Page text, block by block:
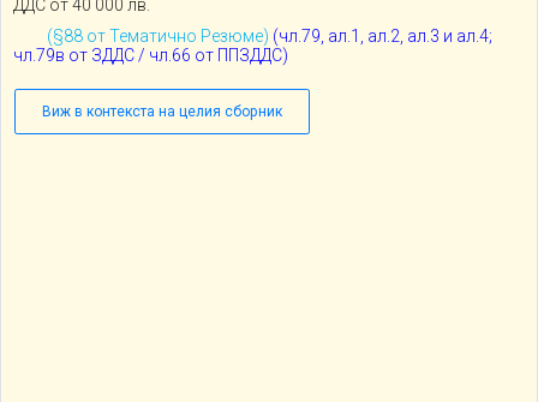
ДДС от 40 000 лв.
(§88 от Тематично Резюме) (чл.79, ал.1, ал.2, ал.3 и ал.4;
чл.79в от ЗДДС / чл.66 от ППЗДДС)
Виж в контекста на целия сборник